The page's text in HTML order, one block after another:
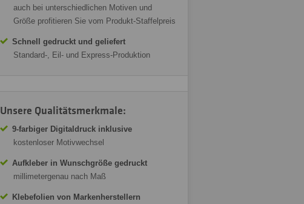
auch bei unterschiedlichen Motiven und
Größe profitieren Sie vom Produkt-Staffelpreis
Schnell gedruckt und geliefert
Standard-, Eil- und Express-Produktion
Unsere Qualitätsmerkmale:
9-farbiger Digitaldruck inklusive
kostenloser Motivwechsel
Aufkleber in Wunschgröße gedruckt
millimetergenau nach Maß
Klebefolien von Markenherstellern